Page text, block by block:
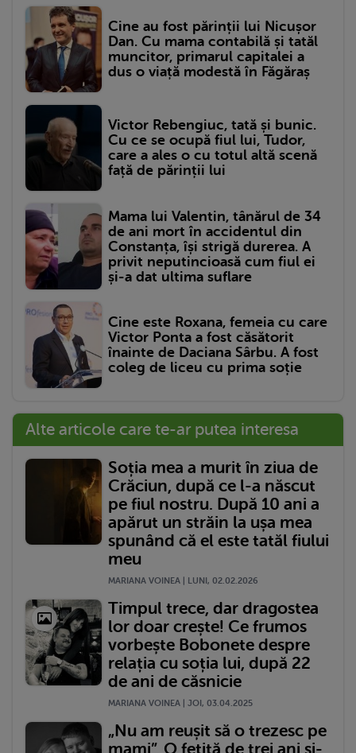
Cine au fost părinții lui Nicușor
Dan. Cu mama contabilă și tatăl
muncitor, primarul capitalei a
dus o viață modestă în Făgăraș
Victor Rebengiuc, tată și bunic.
Cu ce se ocupă fiul lui, Tudor,
care a ales o cu totul altă scenă
față de părinții lui
Mama lui Valentin, tânărul de 34
de ani mort în accidentul din
Constanța, își strigă durerea. A
privit neputincioasă cum fiul ei
și-a dat ultima suflare
Cine este Roxana, femeia cu care
Victor Ponta a fost căsătorit
înainte de Daciana Sârbu. A fost
coleg de liceu cu prima soție
Alte articole care te-ar putea interesa
Soția mea a murit în ziua de
Crăciun, după ce l-a născut
pe fiul nostru. După 10 ani a
apărut un străin la ușa mea
spunând că el este tatăl fiului
meu
MARIANA VOINEA | LUNI, 02.02.2026
Timpul trece, dar dragostea
lor doar crește! Ce frumos
vorbește Bobonete despre
relația cu soția lui, după 22
de ani de căsnicie
MARIANA VOINEA | JOI, 03.04.2025
„Nu am reușit să o trezesc pe
mami”. O fetiță de trei ani și-